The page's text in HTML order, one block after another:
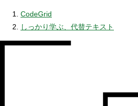
CodeGrid
しっかり学ぶ、代替テキスト